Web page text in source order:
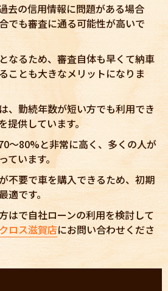
去の信用情報に問題がある場合
でも審査に通る可能性が高いで
なるため、審査自体も早くて納車
ことも大きなメリットになりま
、勤続年数が短い方でも利用でき
提供しています。
〜80%と非常に高く、多くの人が
います。
不要で車を購入できるため、初期
適です。
はで自社ローンの利用を検討して
ロス滋賀店にお問い合わせくださ